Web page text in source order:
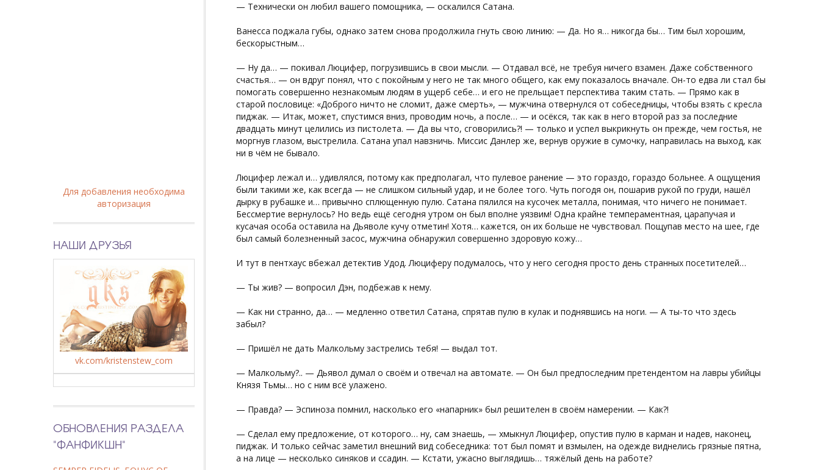
— Технически он любил вашего помощника, — оскалился Сатана.
Ванесса поджала губы, однако затем снова продолжила гнуть свою линию: — Да. Но я… никогда бы… Тим был хорошим,
бескорыстным…
— Ну да… — покивал Люцифер, погрузившись в свои мысли. — Отдавал всё, не требуя ничего взамен. Даже собственного
счастья… — он вдруг понял, что с покойным у него не так много общего, как ему показалось вначале. Он-то едва ли стал бы
помогать совершенно незнакомым людям в ущерб себе… и его не прельщает перспектива таким стать. — Прямо как в
старой пословице: «Доброго ничто не сломит, даже смерть», — мужчина отвернулся от собеседницы, чтобы взять с кресла
пиджак. — Итак, может, спустимся вниз, проводим ночь, а после… — и осёкся, так как в него второй раз за последние
двадцать минут целились из пистолета. — Да вы что, сговорились?! — только и успел выкрикнуть он прежде, чем гостья, не
моргнув глазом, выстрелила. Сатана упал навзничь. Миссис Данлер же, вернув оружие в сумочку, направилась на выход, как
ни в чём не бывало.
Люцифер лежал и… удивлялся, потому как предполагал, что пулевое ранение — это гораздо, гораздо больнее. А ощущения
были такими же, как всегда — не слишком сильный удар, и не более того. Чуть погодя он, пошарив рукой по груди, нашёл
дырку в рубашке и… привычно сплющенную пулю. Сатана пялился на кусочек металла, понимая, что ничего не понимает.
Бессмертие вернулось? Но ведь ещё сегодня утром он был вполне уязвим! Одна крайне темпераментная, царапучая и
кусачая особа оставила на Дьяволе кучу отметин! Хотя… кажется, он их больше не чувствовал. Пощупав место на шее, где
был самый болезненный засос, мужчина обнаружил совершенно здоровую кожу…
И тут в пентхаус вбежал детектив Удод. Люциферу подумалось, что у него сегодня просто день странных посетителей…
— Ты жив? — вопросил Дэн, подбежав к нему.
— Как ни странно, да… — медленно ответил Сатана, спрятав пулю в кулак и поднявшись на ноги. — А ты-то что здесь
забыл?
— Пришёл не дать Малкольму застрелись тебя! — выдал тот.
— Малкольму?.. — Дьявол думал о своём и отвечал на автомате. — Он был предпоследним претендентом на лавры убийцы
Князя Тьмы… но с ним всё улажено.
— Правда? — Эспиноза помнил, насколько его «напарник» был решителен в своём намерении. — Как?!
— Сделал ему предложение, от которого… ну, сам знаешь, — хмыкнул Люцифер, опустив пулю в карман и надев, наконец,
пиджак. И только сейчас заметил внешний вид собеседника: тот был помят и взмылен, на одежде виднелись грязные пятна,
а на лице — несколько синяков и ссадин. — Кстати, ужасно выглядишь… тяжёлый день на работе?
Для добавления необходима
авторизация
НАШИ ДРУЗЬЯ
vk.com/kristenstew_com
ОБНОВЛЕНИЯ РАЗДЕЛА
"ФАНФИКШН"